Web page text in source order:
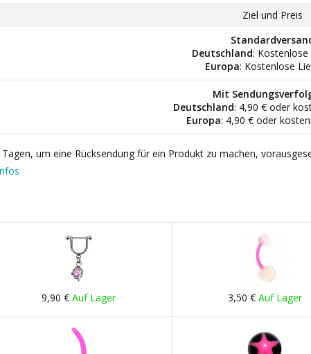
Ziel und Preis
Deutschland:
Europa: Kostenlose
Mit
Deutschland: 4,90 € oder
Europa: 4,90 € oder
um eine Rücksendung für ein Produkt zu machen,
9,90 €Auf Lager 3,50 € Auf Lager